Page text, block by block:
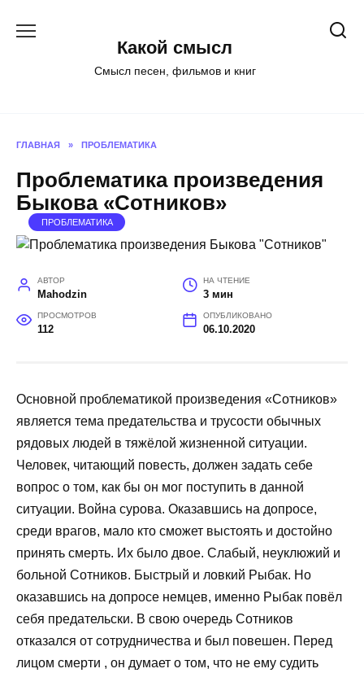
Какой смысл
Смысл песен, фильмов и книг
ГЛАВНАЯ » ПРОБЛЕМАТИКА
Проблематика произведения
Быкова «Сотников»
ПРОБЛЕМАТИКА
АВТОР
Mahodzin
НА ЧТЕНИЕ
3 мин
ПРОСМОТРОВ
112
ОПУБЛИКОВАНО
06.10.2020
Основной проблематикой произведения «Сотников»
является тема предательства и трусости обычных
рядовых людей в тяжёлой жизненной ситуации.
Человек, читающий повесть, должен задать себе
вопрос о том, как бы он мог поступить в данной
ситуации. Война сурова. Оказавшись на допросе,
среди врагов, мало кто сможет выстоять и достойно
принять смерть. Их было двое. Слабый, неуклюжий и
больной Сотников. Быстрый и ловкий Рыбак. Но
оказавшись на допросе немцев, именно Рыбак повёл
себя предательски. В свою очередь Сотников
отказался от сотрудничества и был повешен. Перед
лицом смерти , он думает о том, что не ему судить